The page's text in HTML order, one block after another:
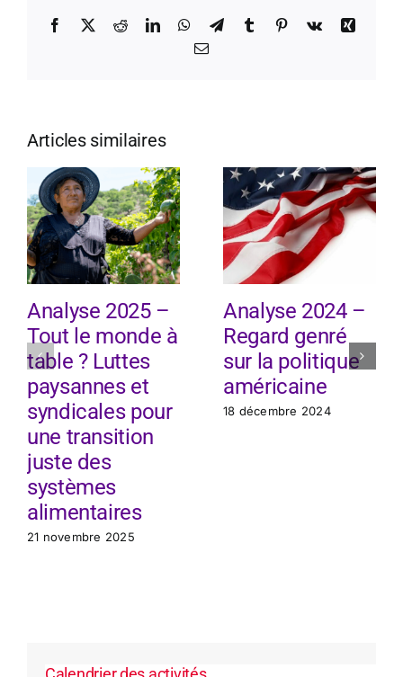
Facebook
X RedditLinkedInWhatsApp
TelegramTumblr Pinterest
Vk
Xing
Email
Articles similaires
Analyse 2025 –
Tout le monde à
table ? Luttes
paysannes et
syndicales pour
une transition
juste des
systèmes
alimentaires
21 novembre 2025
Analyse 2024 –
Regard genré
sur la politique
américaine
18 décembre 2024